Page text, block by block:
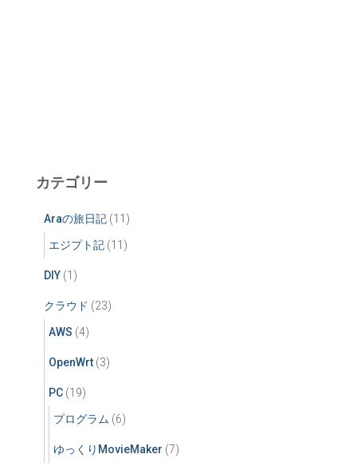
カテゴリー
Araの旅日記 (11)
エジプト記 (11)
DIY (1)
クラウド (23)
AWS (4)
OpenWrt (3)
PC (19)
プログラム (6)
ゆっくりMovieMaker (7)